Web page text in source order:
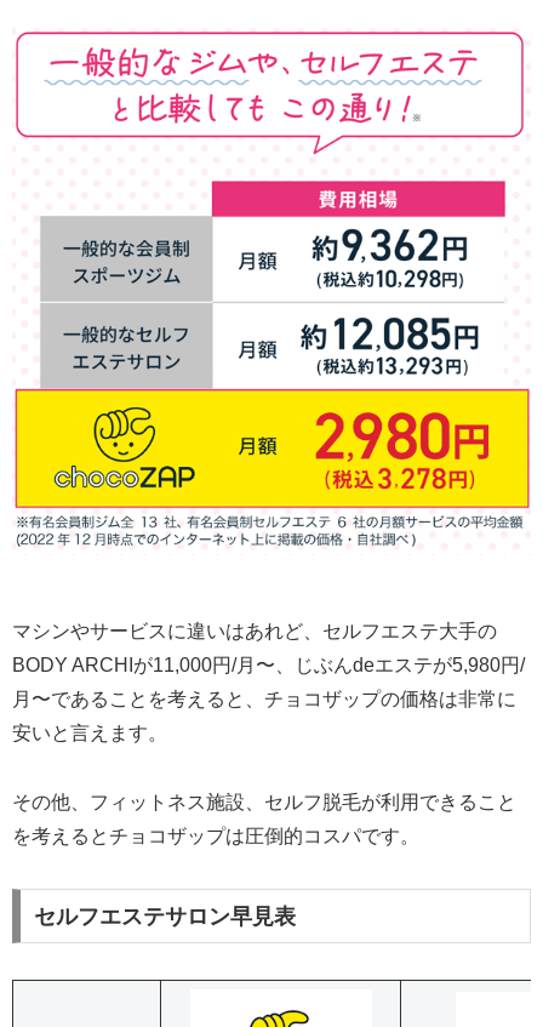
マシンやサービスに違いはあれど、セルフエステ大手の
BODY ARCHIが11,000円/月〜、じぶんdeエステが5,980円/
月〜であることを考えると、チョコザップの価格は非常に
安いと言えます。
その他、フィットネス施設、セルフ脱毛が利用できること
を考えるとチョコザップは圧倒的コスパです。
セルフエステサロン早見表